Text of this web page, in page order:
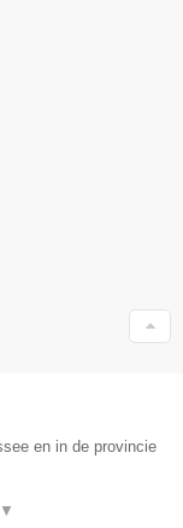
en in de provincie
▼